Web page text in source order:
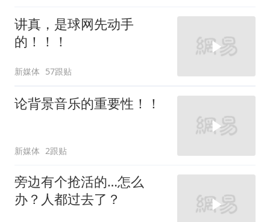
讲真，是球网先动手
的！！！
新媒体 57跟贴
论背景音乐的重要性！！
新媒体 2跟贴
旁边有个抢活的…怎么
办？人都过去了？